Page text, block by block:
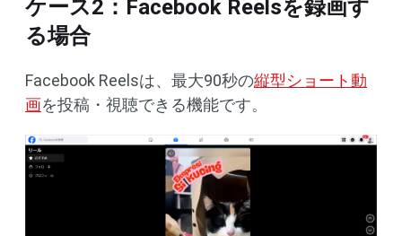
ケース2：Facebook Reelsを録画す
る場合
Facebook Reelsは、最大90秒の縦型ショート動
画を投稿・視聴できる機能です。